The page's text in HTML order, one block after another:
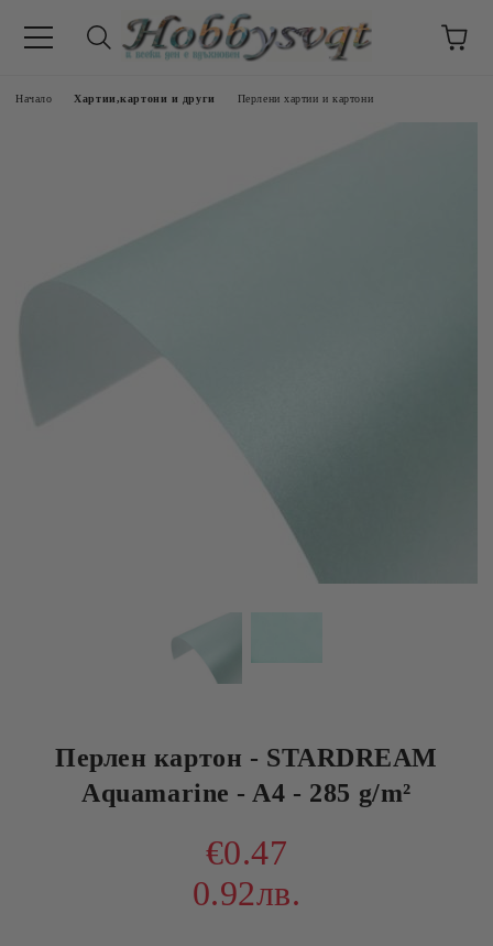
Начало Хартии,картони и други Перлени хартии и картони
Перлен картон - STARDREAM
Aquamarine - A4 - 285 g/m²
€0.47
0.92лв.